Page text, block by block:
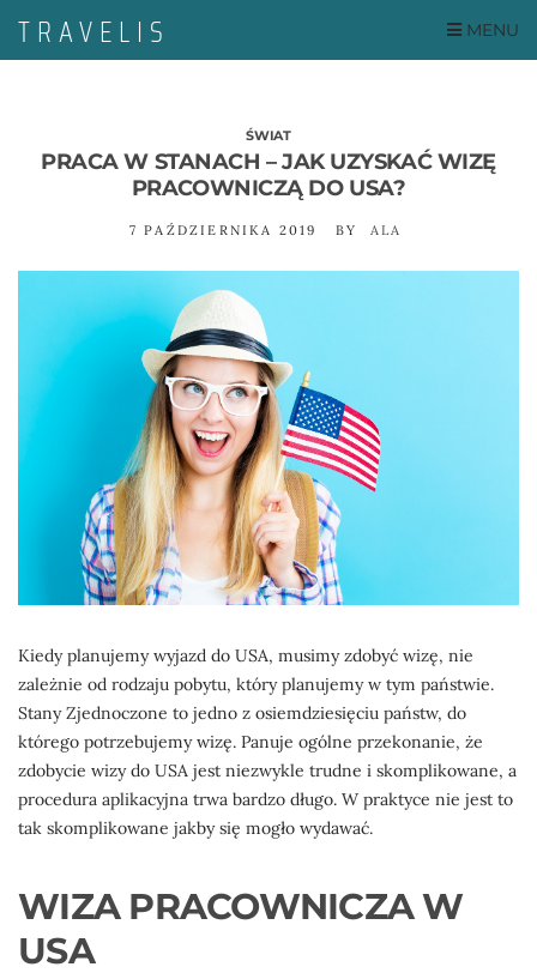
MENU
ŚWIAT
PRACA W STANACH – JAK UZYSKAĆ WIZĘ
PRACOWNICZĄ DO USA?
7 PAŹDZIERNIKA 2019 BY ALA
Kiedy planujemy wyjazd do USA, musimy zdobyć wizę, nie
zależnie od rodzaju pobytu, który planujemy w tym państwie.
Stany Zjednoczone to jedno z osiemdziesięciu państw, do
którego potrzebujemy wizę. Panuje ogólne przekonanie, że
zdobycie wizy do USA jest niezwykle trudne i skomplikowane, a
procedura aplikacyjna trwa bardzo długo. W praktyce nie jest to
tak skomplikowane jakby się mogło wydawać.
WIZA PRACOWNICZA W
USA